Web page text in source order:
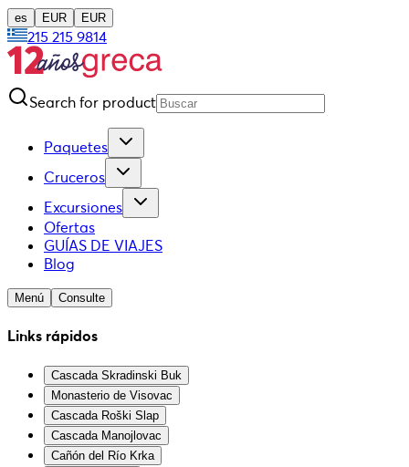
es EUR EUR
215 215 9814
Search for product
Paquetes
Cruceros
Excursiones
Ofertas
GUÍAS DE VIAJES
Blog
Menú Consulte
Links rápidos
Cascada Skradinski Buk
Monasterio de Visovac
Cascada Roški Slap
Cascada Manojlovac
Cañón del Río Krka